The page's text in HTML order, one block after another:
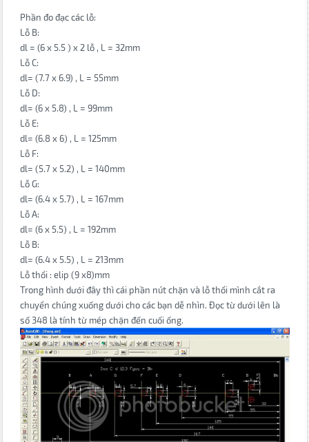
Phần đo đạc các lỗ:
Lỗ B:
dl = (6 x 5.5 ) x 2 lỗ , L = 32mm
Lỗ C:
dl= (7.7 x 6.9) , L = 55mm
Lỗ D:
dl= (6 x 5.8) , L = 99mm
Lỗ E:
dl= (6.8 x 6) , L = 125mm
Lỗ F:
dl= (5.7 x 5.2) , L = 140mm
Lỗ G:
dl= (6.4 x 5.7) , L = 167mm
Lỗ A:
dl= (6 x 5.5) , L = 192mm
Lỗ B:
dl= (6.4 x 5.5) , L = 213mm
Lỗ thổi : elip (9 x8)mm
Trong hình dưới đây thì cái phần nút chặn và lỗ thổi mình cắt ra
chuyển chúng xuống dưới cho các bạn dễ nhìn. Đọc từ dưới lên là
số 348 là tính từ mép chặn đến cuối ống.